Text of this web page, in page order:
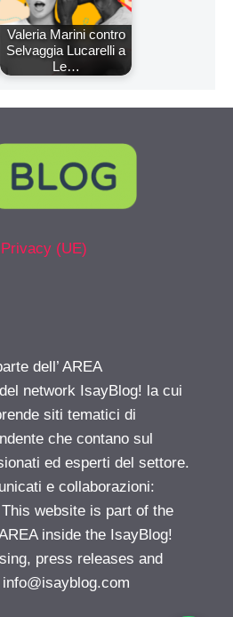
Valeria Marini contro
Selvaggia Lucarelli a
Le…
(UE)
dell’ AREA
network IsayBlog! la cui
siti tematici di
che contano sul
ed esperti del settore.
e collaborazioni:
This website is part of the
inside the IsayBlog!
press releases and
info@isayblog.com